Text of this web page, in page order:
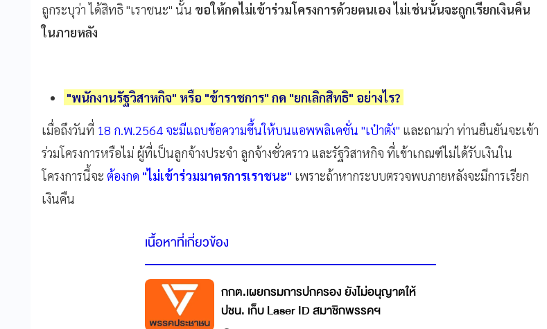
ถูกระบุว่า ได้สิทธิ "เราชนะ" นั้น ขอให้กดไม่เข้าร่วมโครงการด้วยตนเอง ไม่เช่นนั้นจะถูกเรียกเงินคืน
ในภายหลัง
"พนักงานรัฐวิสาหกิจ" หรือ "ข้าราชการ" กด "ยกเลิกสิทธิ" อย่างไร?
เมื่อถึงวันที่ 18 ก.พ.2564 จะมีแถบข้อความขึ้นให้บนแอพพลิเคชั่น "เป๋าตัง" และถามว่า ท่านยืนยันจะเข้า
ร่วมโครงการหรือไม่ ผู้ที่เป็นลูกจ้างประจำ ลูกจ้างชั่วคราว และรัฐวิสาหกิจ ที่เข้าเกณฑ์ไม่ได้รับเงินใน
โครงการนี้จะ ต้องกด "ไม่เข้าร่วมมาตรการเราชนะ" เพราะถ้าหากระบบตรวจพบภายหลังจะมีการเรียก
เงินคืน
เนื้อหาที่เกี่ยวข้อง
กกต.เผยกรมการปกครอง ยังไม่อนุญาตให้
ปชน. เก็บ Laser ID สมาชิกพรรคฯ